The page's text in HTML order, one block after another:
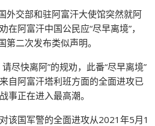
外交部和驻阿富汗大使馆突然就阿
阿富汗中国公民应“尽早离境”，
二次发布类似声明。
尽快离阿”的规劝，此番“尽早离境”
自阿富汗塔利班方面的全面进攻已
事正在进入最高潮。
该国军警的全面进攻从2021年5月1